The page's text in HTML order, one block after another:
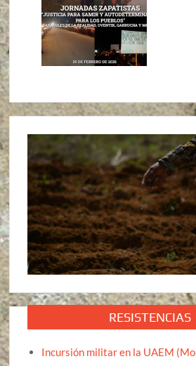
RESISTENCIAS
Incursión militar en la UAEM